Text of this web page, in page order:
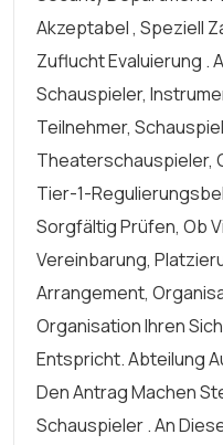
Akzeptabel , Speziell
Zuflucht Evaluierung .
Schauspieler,
Teilnehmer,
Theaterschauspieler,
Tier-1-
Sorgfältig Prüfen, Ob
Vereinbarung,
Arrangement,
Organisation Ihren
Entspricht. Abteilung
Den Antrag Machen
Schauspieler . An